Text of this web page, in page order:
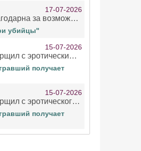
17-07-2026
Я конечно благодарна за возможность бесплатно слушать книги даже новинки , но чтение этой книги просто ужасно
убийцы"
15-07-2026
Автор переборщил с эротическими сценами. Похоже, с этим у него проблемы.
получает
15-07-2026
Автор переборщил с эротического сценами. Похоже, с этим у него проблемы.
получает